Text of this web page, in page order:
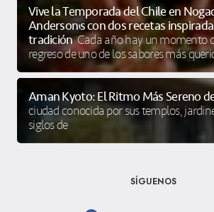
Vive la Temporada del Chile en
Anderson’s con dos recetas
tradición Cada año hay un momento
regreso de uno de los sabores más
Aman Kyoto: El Ritmo Más Sereno
ciudad conocida por sus templos,
siglos de
SÍGUENOS